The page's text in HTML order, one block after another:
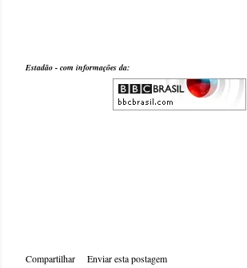
Estadão - com informações da:
Compartilhar
Enviar esta postagem